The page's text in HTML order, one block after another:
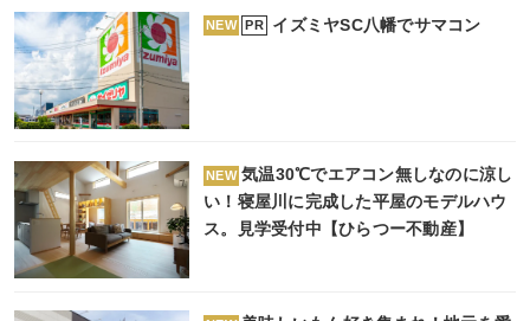
NEW PR イズミヤSC八幡でサマコン
NEW 気温30℃でエアコン無しなのに涼し
い！寝屋川に完成した平屋のモデルハウ
ス。見学受付中【ひらつー不動産】